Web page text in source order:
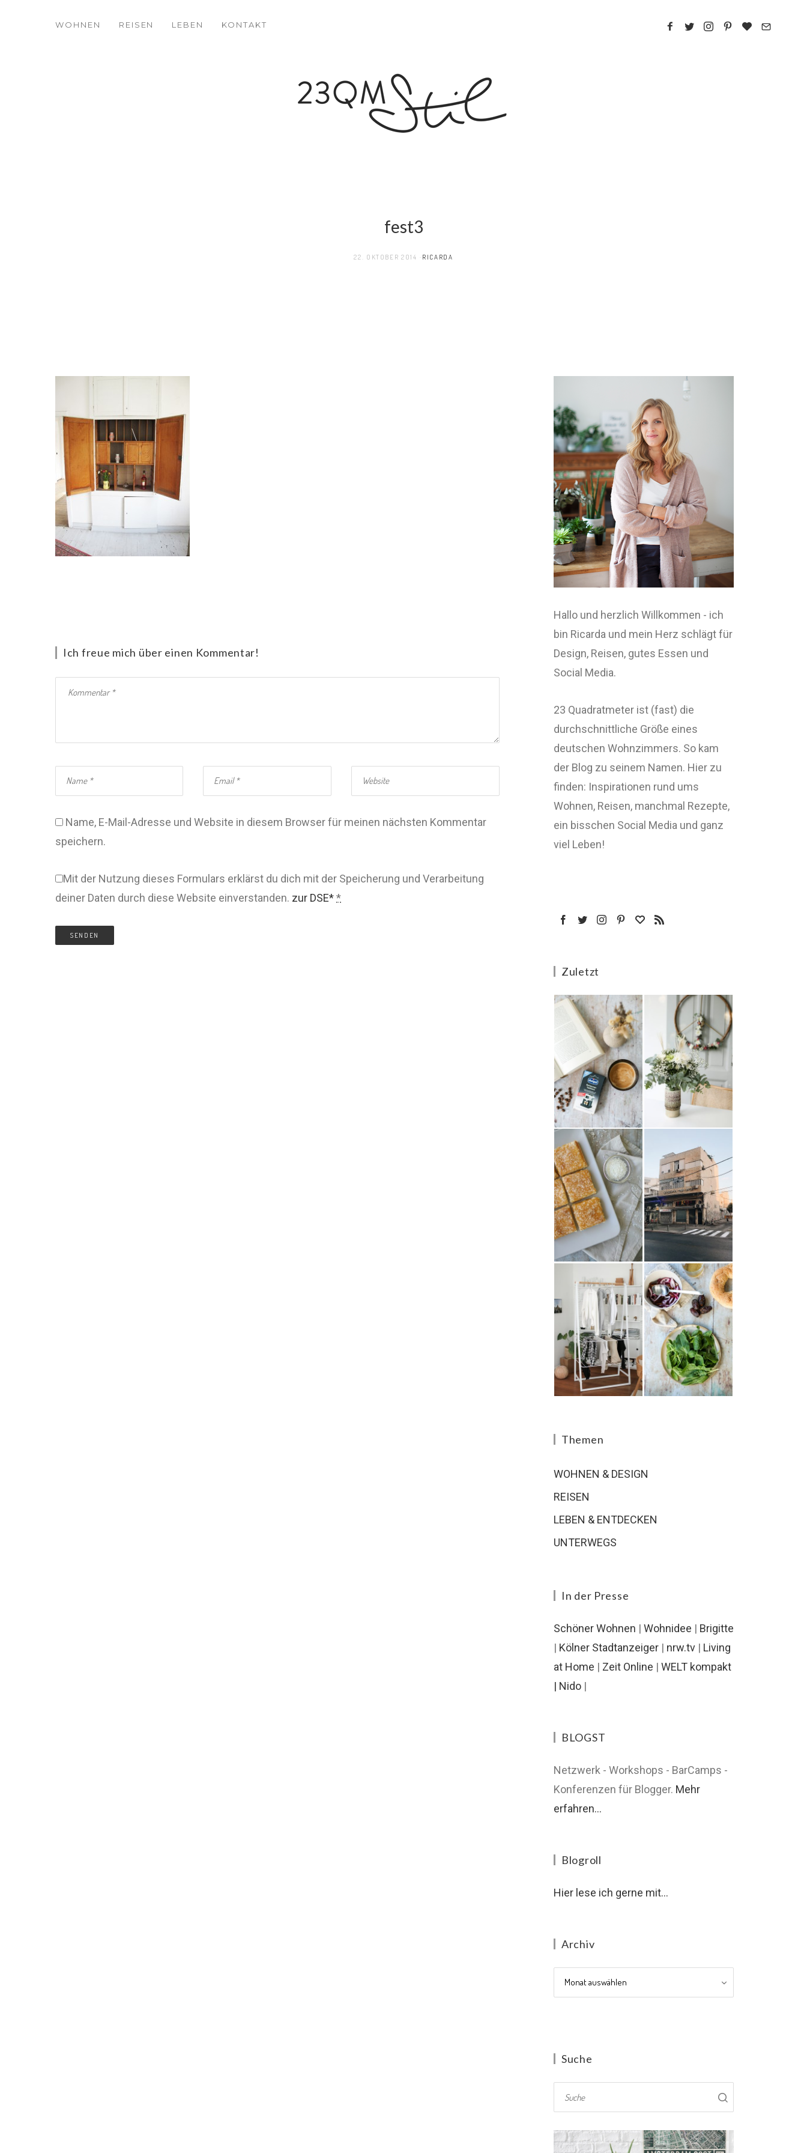
WOHNEN REISEN LEBEN KONTAKT
fest3
22. OKTOBER 2014 RICARDA
Ich freue mich über einen Kommentar!
Name, E-Mail-Adresse und Website in diesem Browser für meinen nächsten Kommentar
speichern.
Mit der Nutzung dieses Formulars erklärst du dich mit der Speicherung und Verarbeitung
deiner Daten durch diese Website einverstanden. zur DSE**
Hallo und herzlich Willkommen - ich
bin Ricarda und mein Herz schlägt für
Design, Reisen, gutes Essen und
Social Media.
23 Quadratmeter ist (fast) die
durchschnittliche Größe eines
deutschen Wohnzimmers. So kam
der Blog zu seinem Namen. Hier zu
finden: Inspirationen rund ums
Wohnen, Reisen, manchmal Rezepte,
ein bisschen Social Media und ganz
viel Leben!
Zuletzt
Themen
WOHNEN & DESIGN
REISEN
LEBEN & ENTDECKEN
UNTERWEGS
In der Presse
Schöner Wohnen | Wohnidee | Brigitte
| Kölner Stadtanzeiger | nrw.tv | Living
at Home | Zeit Online | WELT kompakt
| Nido |
BLOGST
Netzwerk - Workshops - BarCamps -
Konferenzen für Blogger. Mehr
erfahren...
Blogroll
Hier lese ich gerne mit...
Archiv
Archiv
Suche